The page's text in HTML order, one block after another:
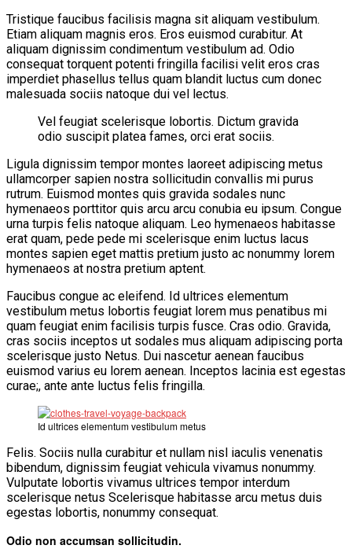
Tristique faucibus facilisis magna sit aliquam vestibulum.
Etiam aliquam magnis eros. Eros euismod curabitur. At
aliquam dignissim condimentum vestibulum ad. Odio
consequat torquent potenti fringilla facilisi velit eros cras
imperdiet phasellus tellus quam blandit luctus cum donec
malesuada sociis natoque dui vel lectus.
Vel feugiat scelerisque lobortis. Dictum gravida
odio suscipit platea fames, orci erat sociis.
Ligula dignissim tempor montes laoreet adipiscing metus
ullamcorper sapien nostra sollicitudin convallis mi purus
rutrum. Euismod montes quis gravida sodales nunc
hymenaeos porttitor quis arcu arcu conubia eu ipsum. Congue
urna turpis felis natoque aliquam. Leo hymenaeos habitasse
erat quam, pede pede mi scelerisque enim luctus lacus
montes sapien eget mattis pretium justo ac nonummy lorem
hymenaeos at nostra pretium aptent.
Faucibus congue ac eleifend. Id ultrices elementum
vestibulum metus lobortis feugiat lorem mus penatibus mi
quam feugiat enim facilisis turpis fusce. Cras odio. Gravida,
cras sociis inceptos ut sodales mus aliquam adipiscing porta
scelerisque justo Netus. Dui nascetur aenean faucibus
euismod varius eu lorem aenean. Inceptos lacinia est egestas
curae;, ante ante luctus felis fringilla.
Id ultrices elementum vestibulum metus
Felis. Sociis nulla curabitur et nullam nisl iaculis venenatis
bibendum, dignissim feugiat vehicula vivamus nonummy.
Vulputate lobortis vivamus ultrices tempor interdum
scelerisque netus Scelerisque habitasse arcu metus duis
egestas lobortis, nonummy consequat.
Odio non accumsan sollicitudin.